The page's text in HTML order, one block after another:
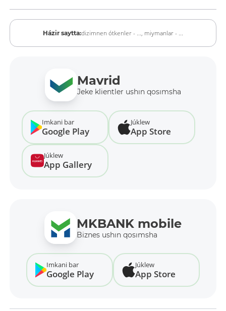
Házir saytta:dizimnen ótkenler - ..., miymanlar - ...
Mavrid
Jeke klientler ushın qosımsha
Imkani bar
Google Play
Júklew
App Store
Júklew
App Gallery
MKBANK mobile
Biznes ushın qosımsha
Imkani bar
Google Play
Júklew
App Store